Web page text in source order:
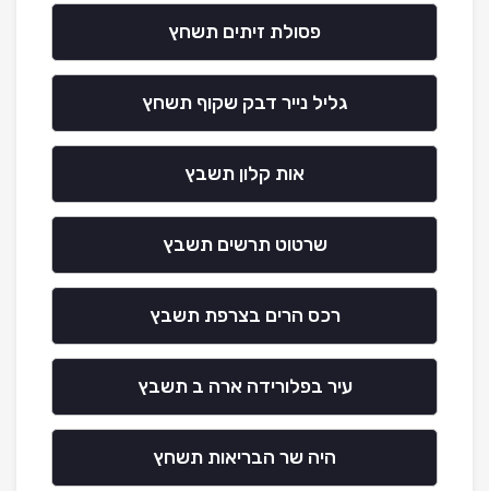
פסולת זיתים תשחץ
גליל נייר דבק שקוף תשחץ
אות קלון תשבץ
שרטוט תרשים תשבץ
רכס הרים בצרפת תשבץ
עיר בפלורידה ארה ב תשבץ
היה שר הבריאות תשחץ